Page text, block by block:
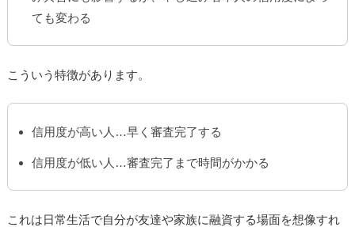
ても変わる
こういう特徴があります。
信用度が高い人…早く審査完了する
信用度が低い人…審査完了まで時間がかかる
これは日常生活で自分が友達や家族に融資する場面を想像すれ